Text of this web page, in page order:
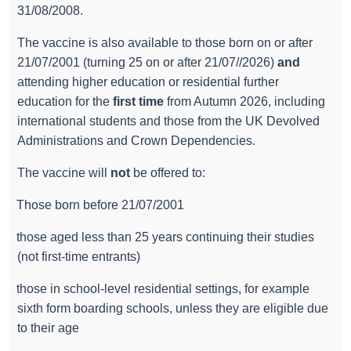
31/08/2008.
The vaccine is also available to those born on or after
21/07/2001 (turning 25 on or after 21/07//2026) and
attending higher education or residential further
education for the first time from Autumn 2026, including
international students and those from the UK Devolved
Administrations and Crown Dependencies.
The vaccine will not be offered to:
Those born before 21/07/2001
those aged less than 25 years continuing their studies
(not first-time entrants)
those in school-level residential settings, for example
sixth form boarding schools, unless they are eligible due
to their age